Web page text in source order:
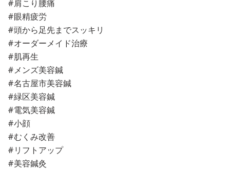
#肩こり腰痛
#眼精疲労
#頭から足先までスッキリ
#オーダーメイド治療
#肌再生
#メンズ美容鍼
#名古屋市美容鍼
#緑区美容鍼
#電気美容鍼
#小顔
#むくみ改善
#リフトアップ
#美容鍼灸